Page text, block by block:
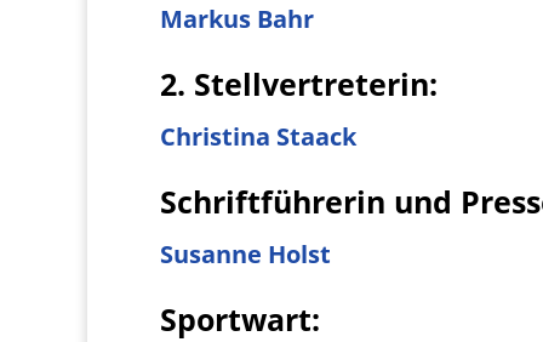
Markus Bahr
2. Stellvertreterin:
Christina Staack
Schriftführerin und
Susanne Holst
Sportwart: